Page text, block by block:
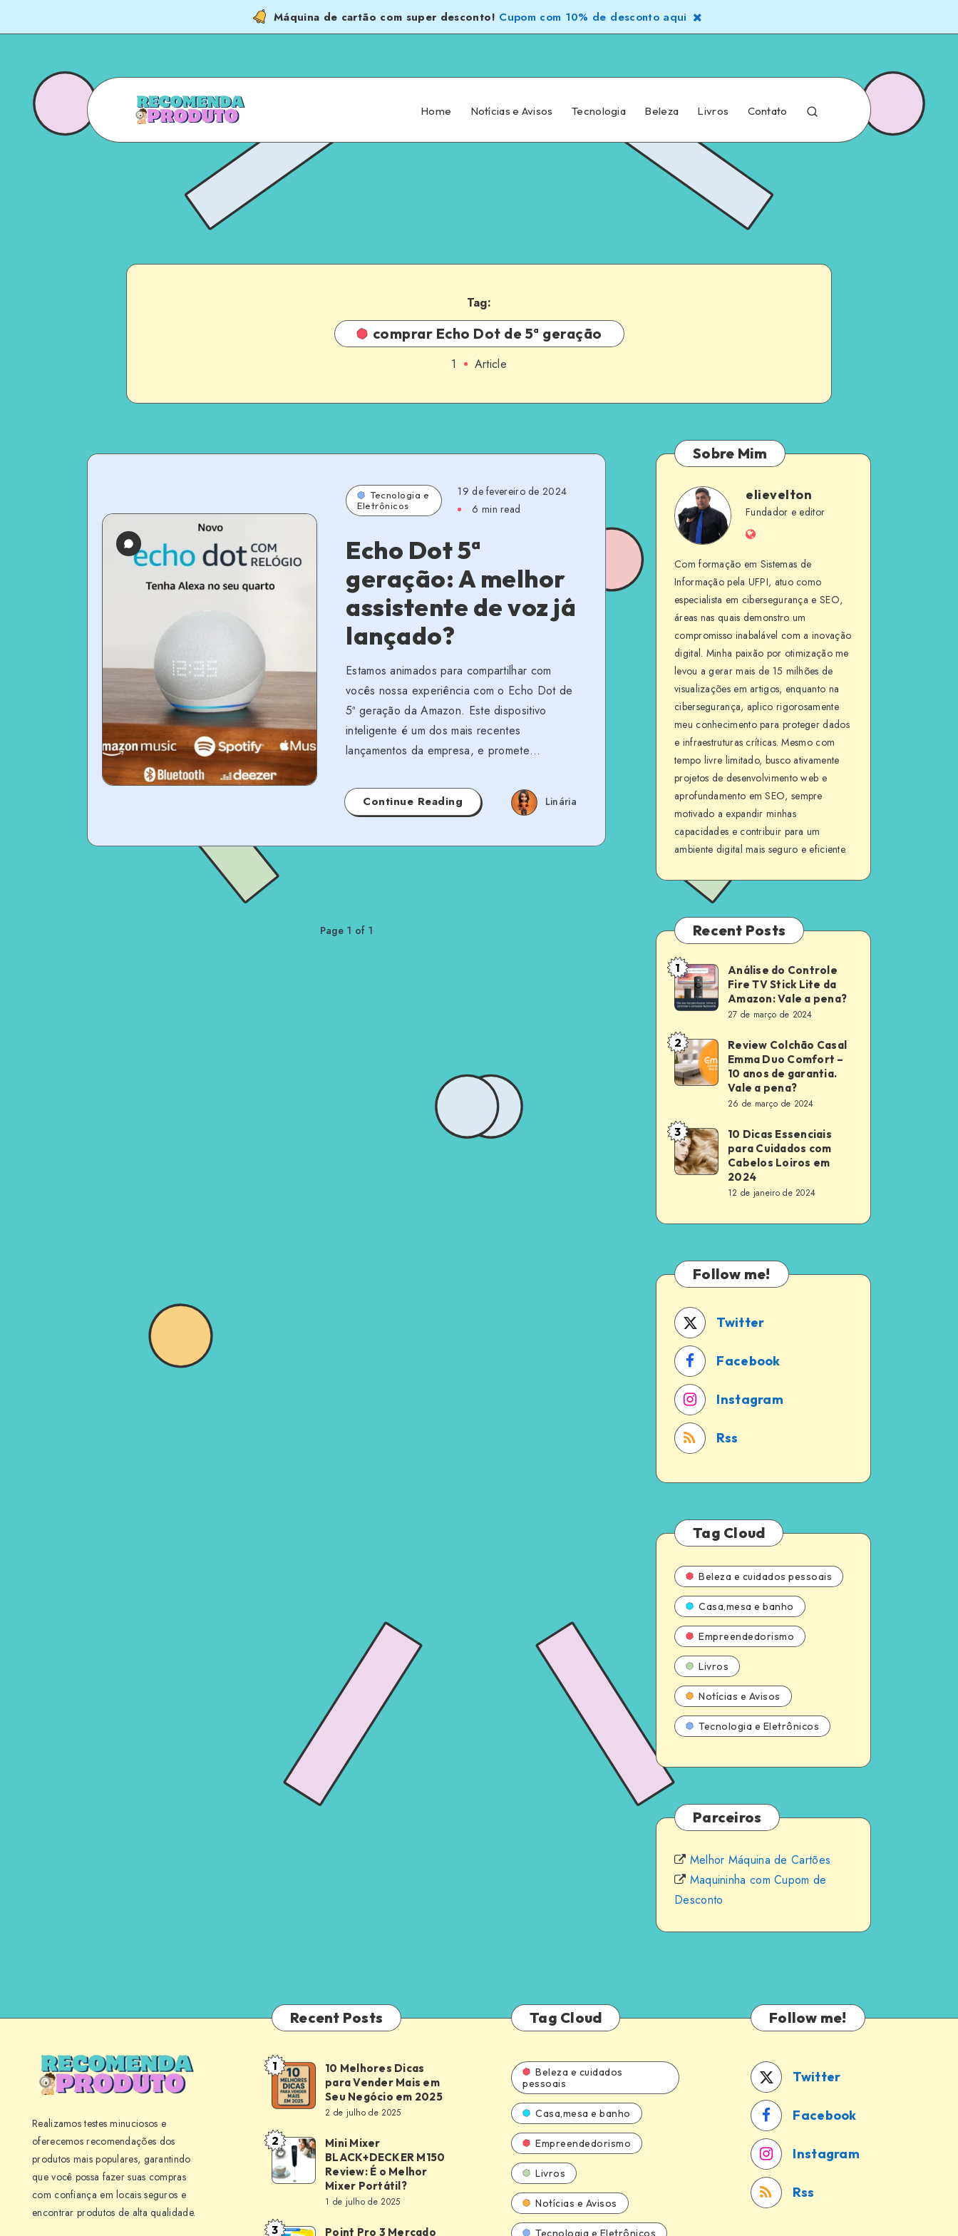
Máquina de cartão com super desconto! Cupom com 10% de desconto aqui
Home Notícias e Avisos Tecnologia Beleza Livros Contato
Tag:
comprar Echo Dot de 5ª geração
1 Article
Tecnologia e
Eletrônicos
19 de fevereiro de 2024
6 min read
Echo Dot 5ª
geração: A melhor
assistente de voz já
lançado?
Estamos animados para compartilhar com
vocês nossa experiência com o Echo Dot de
5ª geração da Amazon. Este dispositivo
inteligente é um dos mais recentes
lançamentos da empresa, e promete…
Continue Reading Linária
Page 1 of 1
Sobre Mim
elievelton
elievelton
Fundador e editor
Website
Com formação em Sistemas de
Informação pela UFPI, atuo como
especialista em cibersegurança e SEO,
áreas nas quais demonstro um
compromisso inabalável com a inovação
digital. Minha paixão por otimização me
levou a gerar mais de 15 milhões de
visualizações em artigos, enquanto na
cibersegurança, aplico rigorosamente
meu conhecimento para proteger dados
e infraestruturas críticas. Mesmo com
tempo livre limitado, busco ativamente
projetos de desenvolvimento web e
aprofundamento em SEO, sempre
motivado a expandir minhas
capacidades e contribuir para um
ambiente digital mais seguro e eficiente.
Recent Posts
Análise
do
Controle
Fire
TV
Stick
Amazon:
Vale
a
1
Análise do Controle
Fire TV Stick Lite da
Amazon: Vale a pena?
27 de março de 2024
Review
Colchão
Casal
Duo
Comfort
–
de
Vale
a
pena?
2
Review Colchão Casal
Emma Duo Comfort –
10 anos de garantia.
Vale a pena?
26 de março de 2024
10
Dicas
Essenciais
Cabelos
Loiros
2024
3
10 Dicas Essenciais
para Cuidados com
Cabelos Loiros em
2024
12 de janeiro de 2024
Follow me!
Twitter
Facebook
Instagram
Rss
Tag Cloud
Beleza e cuidados pessoais
Casa,mesa e banho
Empreendedorismo
Livros
Notícias e Avisos
Tecnologia e Eletrônicos
Parceiros
Melhor Máquina de Cartões
Maquininha com Cupom de
Desconto
Realizamos testes minuciosos e
oferecemos recomendações dos
produtos mais populares, garantindo
que você possa fazer suas compras
com confiança em locais seguros e
encontrar produtos de alta qualidade.
Recent Posts
10
Melhores
Dicas
para
Vender
Mais
Negócio
1
10 Melhores Dicas
para Vender Mais em
Seu Negócio em 2025
2 de julho de 2025
Mini
Mixer
BLACK+DECKER
Review:
2
Mini Mixer
BLACK+DECKER M150
Review: É o Melhor
Mixer Portátil?
1 de julho de 2025
3 Point Pro 3 Mercado
Tag Cloud
Beleza e cuidados
pessoais
Casa,mesa e banho
Empreendedorismo
Livros
Notícias e Avisos
Tecnologia e Eletrônicos
Follow me!
Twitter
Facebook
Instagram
Rss